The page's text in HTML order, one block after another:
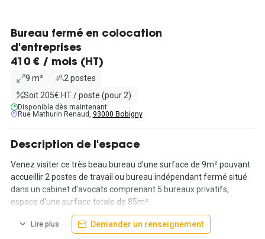
Bureau fermé en colocation
d'entreprises
410 € / mois (HT)
9 m²
2 postes
Soit 205€ HT / poste (pour 2)
Disponible dès maintenant
Rue Mathurin Renaud,
93000 Bobigny
Description de l'espace
Venez visiter ce très beau bureau d'une surface de 9m² pouvant
accueillir 2 postes de travail ou bureau indépendant fermé situé
dans un cabinet d'avocats comprenant 5 bureaux privatifs,
espace d'une surface totale de 85m².
Ce bureau est disponible immédiatement de 9 m² avec baie
Lire plus Demander un renseignement